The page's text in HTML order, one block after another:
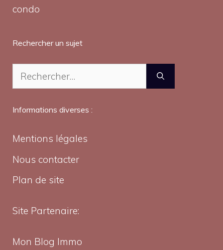
condo
Rechercher un sujet
Rechercher :
Informations diverses :
Mentions légales
Nous contacter
Plan de site
Site Partenaire:
Mon Blog Immo